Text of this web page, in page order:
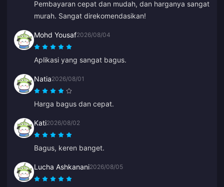
Pembayaran cepat dan mudah, dan harganya sangat
murah. Sangat direkomendasikan!
Mohd Yousaf2026/08/04
Aplikasi yang sangat bagus.
Natia2026/08/01
Harga bagus dan cepat.
Kati2026/08/02
Bagus, keren banget.
Lucha Ashkanani2026/08/05